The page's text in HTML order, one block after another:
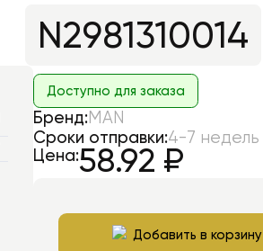
N2981310014
Доступно для заказа
Бренд:MAN
Сроки отправки:4-7 недель
Цена:58.92 ₽
Добавить в корзину